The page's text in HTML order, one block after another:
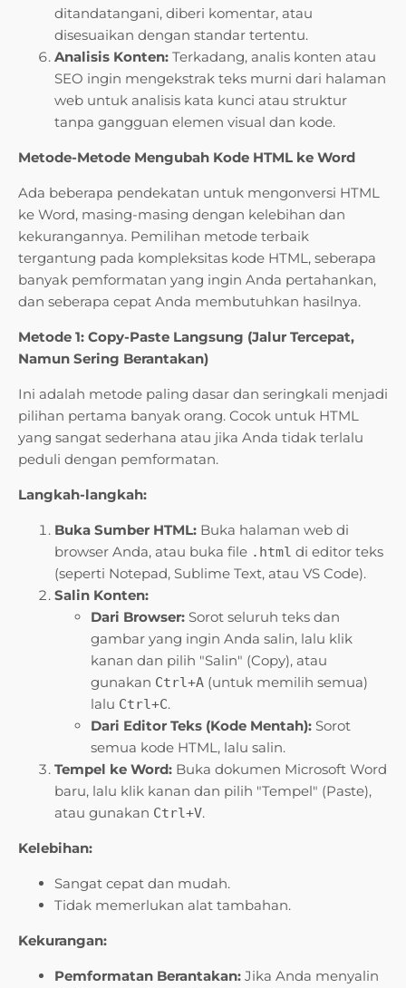
ditandatangani, diberi komentar, atau
disesuaikan dengan standar tertentu.
Analisis Konten: Terkadang, analis konten atau
SEO ingin mengekstrak teks murni dari halaman
web untuk analisis kata kunci atau struktur
tanpa gangguan elemen visual dan kode.
Metode-Metode Mengubah Kode HTML ke Word
Ada beberapa pendekatan untuk mengonversi HTML
ke Word, masing-masing dengan kelebihan dan
kekurangannya. Pemilihan metode terbaik
tergantung pada kompleksitas kode HTML, seberapa
banyak pemformatan yang ingin Anda pertahankan,
dan seberapa cepat Anda membutuhkan hasilnya.
Metode 1: Copy-Paste Langsung (Jalur Tercepat,
Namun Sering Berantakan)
Ini adalah metode paling dasar dan seringkali menjadi
pilihan pertama banyak orang. Cocok untuk HTML
yang sangat sederhana atau jika Anda tidak terlalu
peduli dengan pemformatan.
Langkah-langkah:
Buka Sumber HTML: Buka halaman web di
browser Anda, atau buka file .html di editor teks
(seperti Notepad, Sublime Text, atau VS Code).
Salin Konten:
Dari Browser: Sorot seluruh teks dan
gambar yang ingin Anda salin, lalu klik
kanan dan pilih "Salin" (Copy), atau
gunakan Ctrl+A (untuk memilih semua)
lalu Ctrl+C.
Dari Editor Teks (Kode Mentah): Sorot
semua kode HTML, lalu salin.
Tempel ke Word: Buka dokumen Microsoft Word
baru, lalu klik kanan dan pilih "Tempel" (Paste),
atau gunakan Ctrl+V.
Kelebihan:
Sangat cepat dan mudah.
Tidak memerlukan alat tambahan.
Kekurangan:
Pemformatan Berantakan: Jika Anda menyalin